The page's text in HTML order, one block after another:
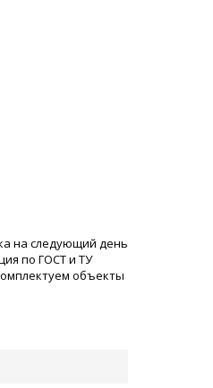
на следующий день
по ГОСТ и ТУ
объекты